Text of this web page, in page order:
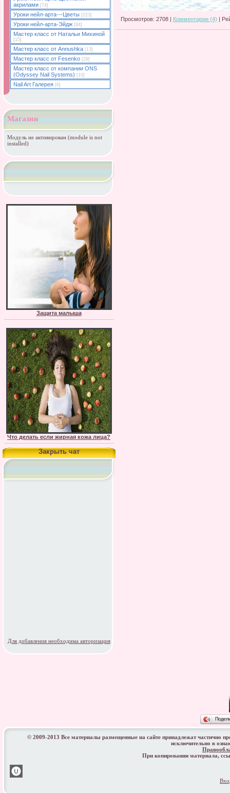
Просмотров: 2708 | Комментарии (4) |
акрилами
[74]
Уроки нейл-арта---Цветы [223]
Уроки нейл-арта-Эйдж [84]
Мастер класс от Натальи Михиной
[15]
Мастер класс от Annushka [13]
Мастер класс от Fesenko [29]
Мастер класс от компании ONS
(Odyssey Nail Systems)
[10]
Nail Art Галерея [6]
Магазин
Модуль не активирован (module is not
installed)
Защита малыша
Что делать если жирная кожа лица?
Закрыть чат
Для добавления необходима авторизация
© 2009-2013 Все материалы размещенные на сайте принадлежат частично
исключительно в
При копировании материала,